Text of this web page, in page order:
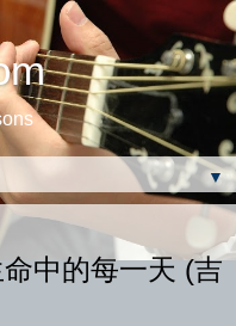
▼
中的每一天 (吉